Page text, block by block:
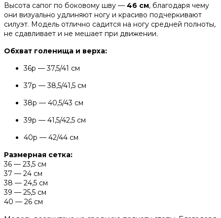
Высота сапог по боковому шву — 46 см, благодаря чему
они визуально удлиняют ногу и красиво подчеркивают
силуэт. Модель отлично садится на ногу средней полноты,
не сдавливает и не мешает при движении.
Обхват голенища и верха:
36р — 37,5/41 см
37р — 38,5/41,5 см
38р — 40,5/43 см
39р — 41,5/42,5 см
40р — 42/44 см
Размерная сетка:
36 — 23,5 см
37 — 24 см
38 — 24,5 см
39 — 25,5 см
40 — 26 см